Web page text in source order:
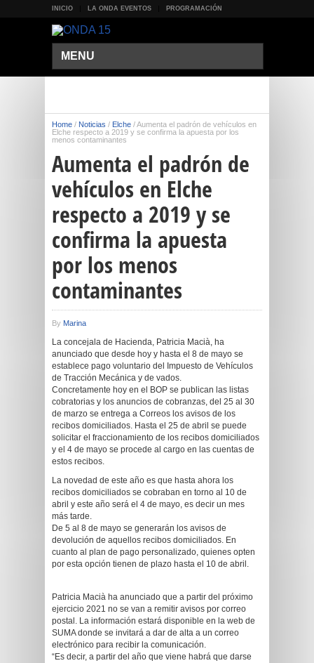
INICIO LA ONDA EVENTOS PROGRAMACIÓN
MENU
Home / Noticias / Elche /Aumenta el padrón de vehículos en
Elche respecto a 2019 y se confirma la apuesta por los
menos contaminantes
Aumenta el padrón de
vehículos en Elche
respecto a 2019 y se
confirma la apuesta
por los menos
contaminantes
By Marina
La concejala de Hacienda, Patricia Macià, ha
anunciado que desde hoy y hasta el 8 de mayo se
establece pago voluntario del Impuesto de Vehículos
de Tracción Mecánica y de vados.
Concretamente hoy en el BOP se publican las listas
cobratorias y los anuncios de cobranzas, del 25 al 30
de marzo se entrega a Correos los avisos de los
recibos domiciliados. Hasta el 25 de abril se puede
solicitar el fraccionamiento de los recibos domiciliados
y el 4 de mayo se procede al cargo en las cuentas de
estos recibos.
La novedad de este año es que hasta ahora los
recibos domiciliados se cobraban en torno al 10 de
abril y este año será el 4 de mayo, es decir un mes
más tarde.
De 5 al 8 de mayo se generarán los avisos de
devolución de aquellos recibos domiciliados. En
cuanto al plan de pago personalizado, quienes opten
por esta opción tienen de plazo hasta el 10 de abril.
Patricia Macià ha anunciado que a partir del próximo
ejercicio 2021 no se van a remitir avisos por correo
postal. La información estará disponible en la web de
SUMA donde se invitará a dar de alta a un correo
electrónico para recibir la comunicación.
“Es decir, a partir del año que viene habrá que darse